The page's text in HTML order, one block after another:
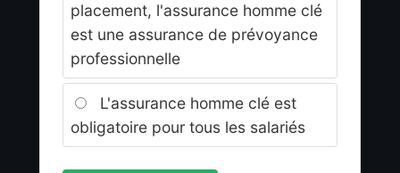
placement, l'assurance homme clé
est une assurance de prévoyance
professionnelle
L'assurance homme clé est
obligatoire pour tous les salariés